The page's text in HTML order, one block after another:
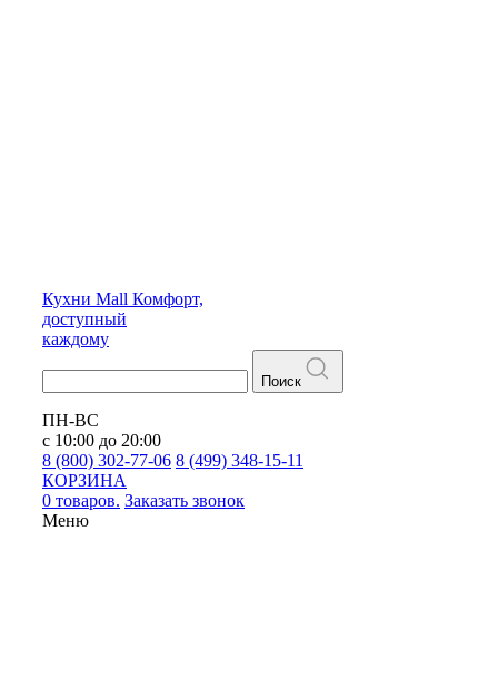
Кухни Mall Комфорт,
доступный
каждому
Поиск
ПН-ВС
с 10:00 до 20:00
8 (800) 302-77-06 8 (499) 348-15-11
КОРЗИНА
0 товаров. Заказать звонок
Меню